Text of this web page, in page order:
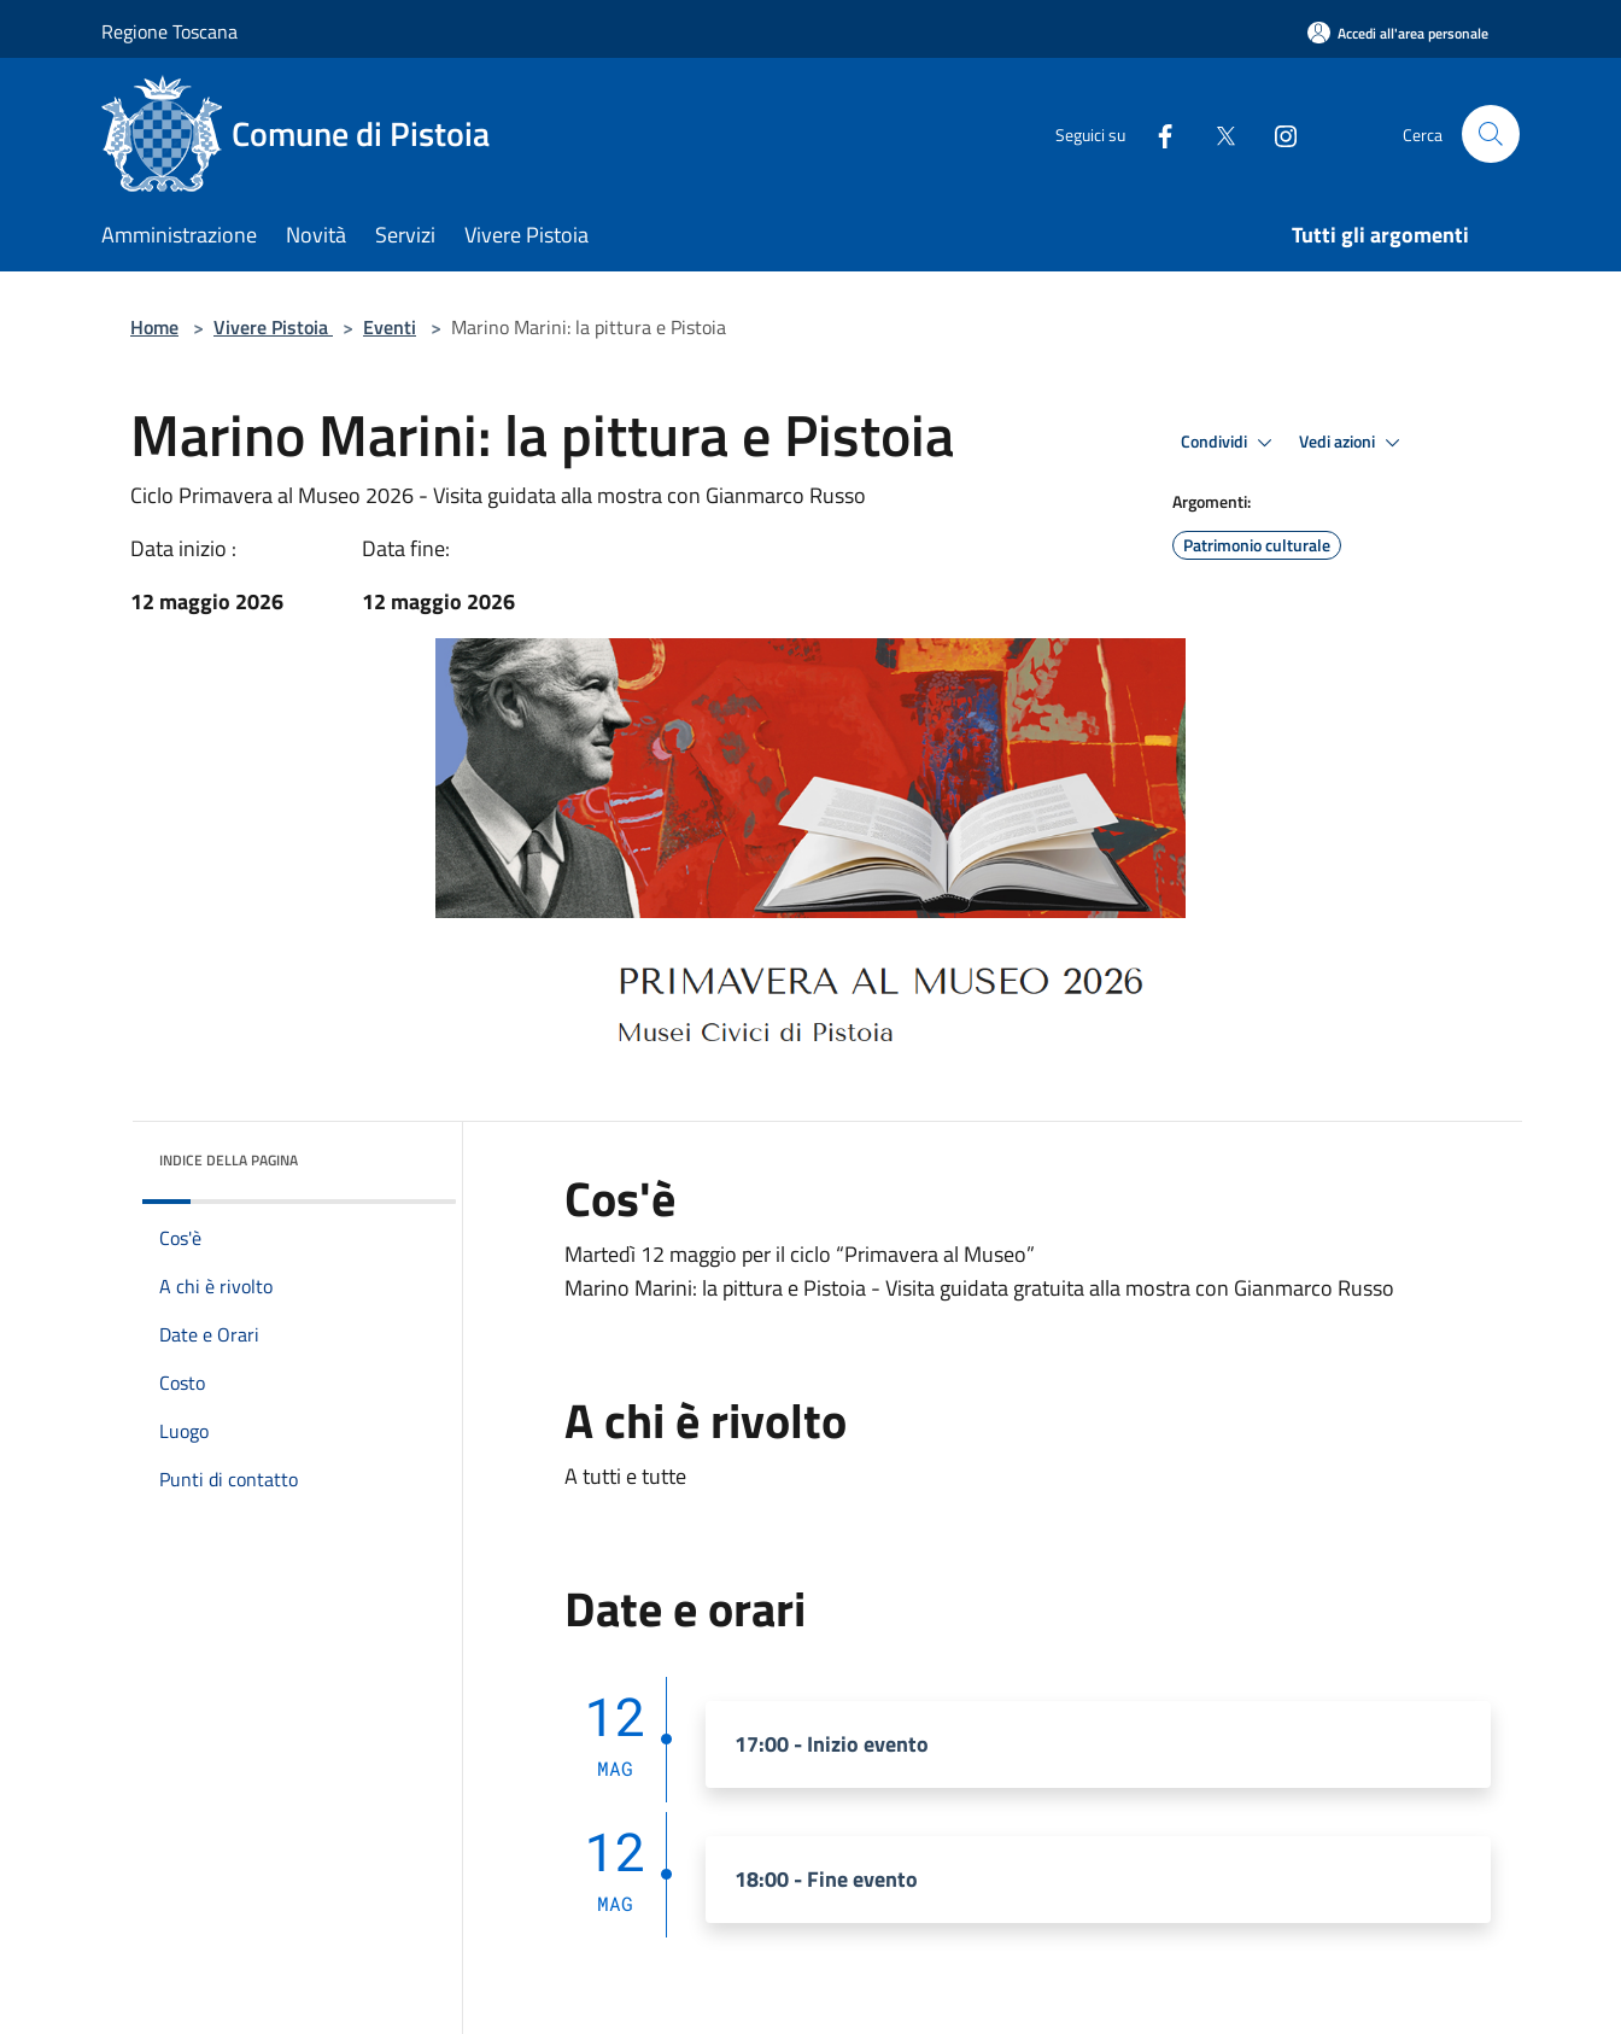
Regione Toscana Accedi all'area personale
Comune di Pistoia Seguici su Cerca
Amministrazione Novità Servizi Vivere Pistoia Tutti gli argomenti
Home > Vivere Pistoia > Eventi > Marino Marini: la pittura e Pistoia
Marino Marini: la pittura e Pistoia
Ciclo Primavera al Museo 2026 - Visita guidata alla mostra con Gianmarco Russo
Data inizio :
12 maggio 2026
Data fine:
12 maggio 2026
Condividi Vedi azioni
Argomenti:
Patrimonio culturale
INDICE DELLA PAGINA
Cos'è
A chi è rivolto
Date e Orari
Costo
Luogo
Punti di contatto
Cos'è
Martedì 12 maggio per il ciclo “Primavera al Museo”
Marino Marini: la pittura e Pistoia -Visita guidata gratuita alla mostra con Gianmarco Russo
A chi è rivolto
A tutti e tutte
Date e orari
12
MAG
17:00 - Inizio evento
12
MAG
18:00 - Fine evento